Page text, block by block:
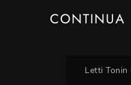
CONTINUA
Letti Tonin